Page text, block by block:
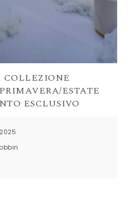
COLLEZIONE
ESTATE
ESCLUSIVO